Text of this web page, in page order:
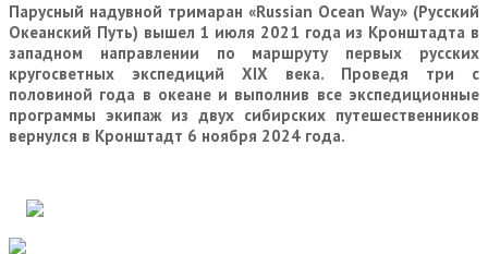
Парусный надувной тримаран «Russian Ocean Way» (Русский
Океанский Путь) вышел 1 июля 2021 года из Кронштадта в
западном направлении по маршруту первых русских
кругосветных экспедиций XIX века. Проведя три с
половиной года в океане и выполнив все экспедиционные
программы экипаж из двух сибирских путешественников
вернулся в Кронштадт 6 ноября 2024 года.